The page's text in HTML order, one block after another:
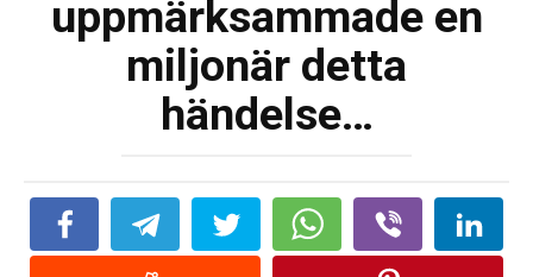
uppmärksammade en
miljonär detta
händelse…